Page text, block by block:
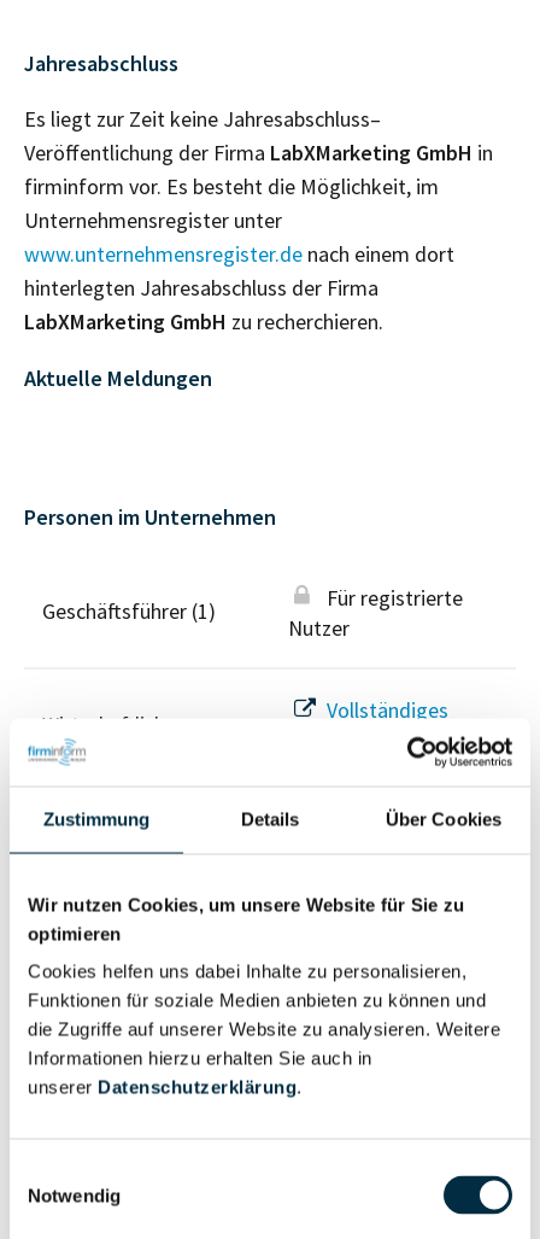
Zustimmung Details Über Cookies
Wir nutzen Cookies, um unsere Website für Sie zu
optimieren
Cookies helfen uns dabei Inhalte zu personalisieren,
Funktionen für soziale Medien anbieten zu können und
die Zugriffe auf unserer Website zu analysieren. Weitere
Informationen hierzu erhalten Sie auch in
unserer Datenschutzerklärung.
Notwendig
Jahresabschluss
Es liegt zur Zeit keine Jahresabschluss–
Veröffentlichung der Firma LabXMarketing GmbH in
firminform vor. Es besteht die Möglichkeit, im
Unternehmensregister unter
www.unternehmensregister.de nach einem dort
hinterlegten Jahresabschluss der Firma
LabXMarketing GmbH zu recherchieren.
Aktuelle Meldungen
Personen im Unternehmen
Geschäftsführer (1)
Für registrierte
Nutzer
Wirtschaftlich
Berechtigter
Vollständiges
Unternehmensprofil
Gesellschafterstruktur
Vollständiges
Unternehmensprofil
anfragen